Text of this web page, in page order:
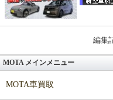
編集
MOTA メインメニュー
MOTA車買取